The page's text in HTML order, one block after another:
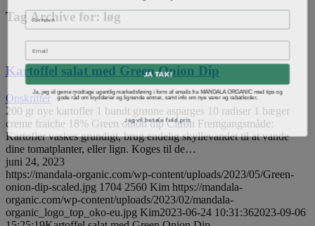
Tag Archive for: løg
Kartoffel salat med Green Onion Dip
Opskrifter
200 gr nye kartofler 1 bundt grønne asparges 10 radiser 1 bæger
creme fraiche 18% Green onion dip Citron Fremgangsmåde:
Kartofler vaskes grundigt, brug endelig skyllevandet til at vande
dine tomatplanter, eller lign. Koges til de…
juni 24, 2023
https://mandala-organic.com/wp-content/uploads/2023/05/Green-
onion-dip-scaled.jpg 1704 2560 Kim https://mandala-
organic.com/wp-content/uploads/2023/02/mandala-
organic_logo_top_oko-eu.jpg Kim2023-06-24 10:31:362023-09-06
JA TAK!
Ja, jeg vil gerne modtage ugentlig markedsføring i form af emails fra MANDALA ORGANIC med tips og
gode råd om krydderier og lignende emner, samt info om nye varer og rabatkoder.
Jeg vil betale fuld pris